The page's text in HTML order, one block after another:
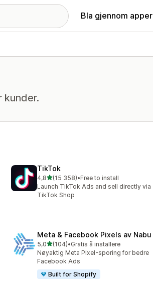
Bla gjennom apper
kunder.
TikTok
4,8av 5 stjerner
(15 358)
Totalt 15358 omtaler
•Free to install
Launch TikTok Ads and sell directly via
TikTok Shop
Meta & Facebook Pixels av Nabu
5,0av 5 stjerner
(104)
Totalt 104 omtaler
•Gratis å installere
Nøyaktig Meta Pixel-sporing for bedre
Facebook Ads
Built for Shopify